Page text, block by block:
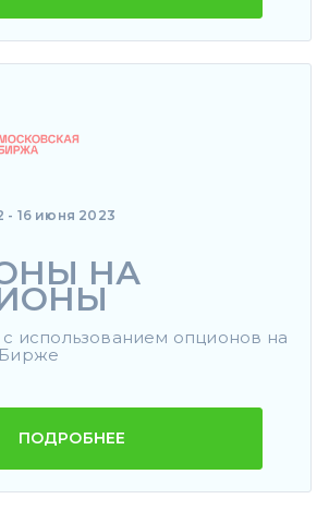
- 16 июня 2023
НА
использованием опционов на
ПОДРОБНЕЕ